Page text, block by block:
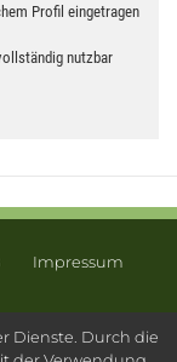
Profil eingetragen
nutzbar
Impressum
- PsyOS GmbH
Dienste. Durch die